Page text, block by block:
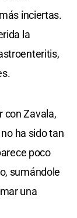
inciertas.
la
con Zavala,
ha sido tan
poco
sumándole
una